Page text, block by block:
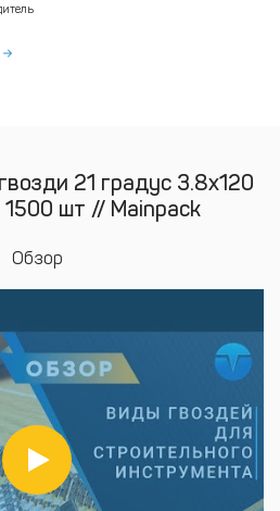
21 градус 3.8x120
шт // Mainpack
Обзор